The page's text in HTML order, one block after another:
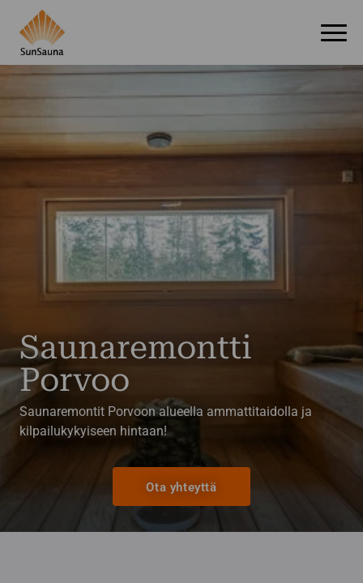
Saunaremontti
Porvoo
Saunaremontit Porvoon alueella ammattitaidolla ja
kilpailukykyiseen hintaan!
Ota yhteyttä